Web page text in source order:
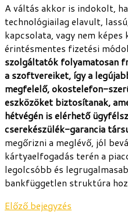
A váltás akkor is indokolt,
technológiailag elavult,
kapcsolata, vagy nem képes
érintésmentes fizetési
szolgáltatók folyamatosan
a szoftvereiket, így a
megfelelő, okostelefon-
eszközöket biztosítanak,
hétvégén is elérhető
cserekészülék-garancia
megőrizni a meglévő, jól
kártyaelfogadás terén a
legolcsóbb és
bankfüggetlen struktúra
Előző bejegyzés